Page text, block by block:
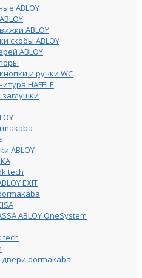
ABLOY
ABLOY
скобы ABLOY
ABLOY
и ручки WC
HAFELE
ABLOY
tech
EXIT
ABLOY OneSystem
tech
dormakaba